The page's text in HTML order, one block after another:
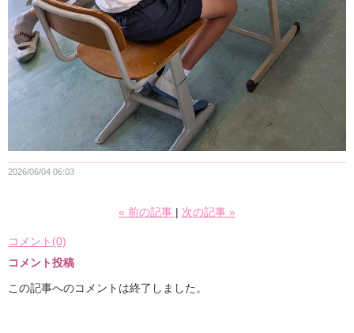
2026/06/04 06:03
« 前の記事 次の記事 »
コメント(0)
コメント投稿
この記事へのコメントは終了しました。